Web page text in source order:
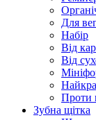
Для
Набір
Від
Від
Проти
Зубна щітка